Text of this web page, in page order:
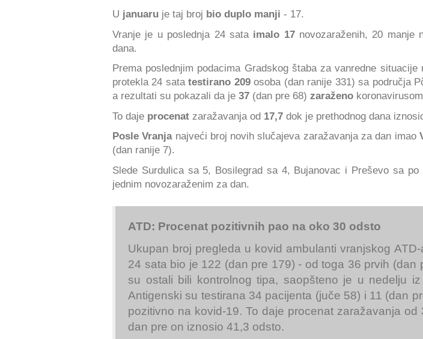
U januaru je taj broj bio duplo manji - 17.
Vranje je u poslednja 24 sata imalo 17novozaraženih, 20 manje
dana.
Prema poslednjim podacima Gradskog štaba za vanredne situacije
protekla 24 satatestirano 209osoba (dan ranije 331) sa područja
a rezultati su pokazali da je 37 (dan pre 68) zaraženo
To daje procenat zaražavanja od 17,7 dok je prethodnog dana
Posle Vranja najveći broj novih slučajeva zaražavanja za dan imao
(dan ranije 7).
Slede Surdulica sa 5, Bosilegrad sa 4, Bujanovac i Preševo sa
jednim novozaraženim za dan.
ATD: Procenat pozitivnih pao na oko 30 odsto
Ukupan broj pregleda u kovid ambulanti vranjskog
24 sata bio je 122 (dan pre 179) - od toga 36 prvih (dan
su ostali bili kontrolnog tipa, saopšteno je u nedelju iz
Antigenski su testirana 34 pacijenta (juče 58) i 11 (dan
pozitivno na kovid-19. To daje procenat zaražavanja od
dan pre on iznosio 41,3 odsto.